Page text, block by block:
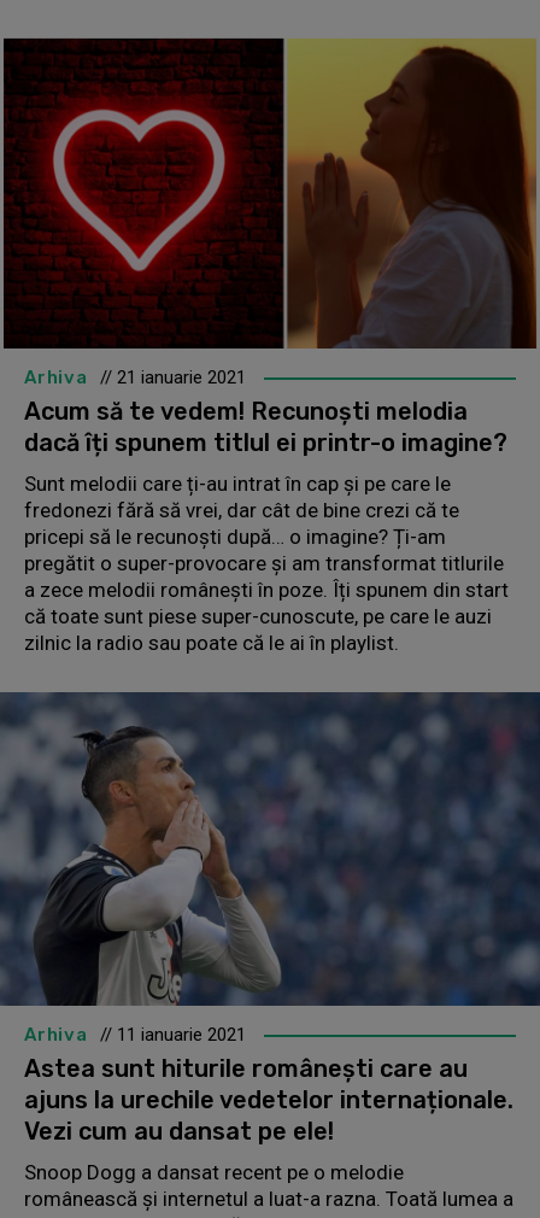
Arhiva // 21 ianuarie 2021
Acum să te vedem! Recunoști melodia
dacă îți spunem titlul ei printr-o imagine?
Sunt melodii care ți-au intrat în cap și pe care le
fredonezi fără să vrei, dar cât de bine crezi că te
pricepi să le recunoști după… o imagine? Ți-am
pregătit o super-provocare și am transformat titlurile
a zece melodii românești în poze. Îți spunem din start
că toate sunt piese super-cunoscute, pe care le auzi
zilnic la radio sau poate că le ai în playlist.
Arhiva // 11 ianuarie 2021
Astea sunt hiturile românești care au
ajuns la urechile vedetelor internaționale.
Vezi cum au dansat pe ele!
Snoop Dogg a dansat recent pe o melodie
românească şi internetul a luat-a razna. Toată lumea a